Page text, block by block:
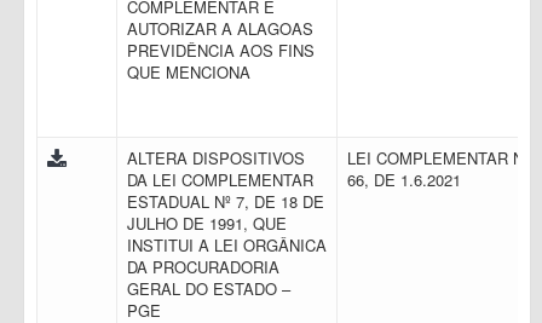
COMPLEMENTAR E
AUTORIZAR A ALAGOAS
PREVIDÊNCIA AOS FINS
QUE MENCIONA
ALTERA DISPOSITIVOS
DA LEI COMPLEMENTAR
ESTADUAL Nº 7, DE 18 DE
JULHO DE 1991, QUE
INSTITUI A LEI ORGÂNICA
DA PROCURADORIA
GERAL DO ESTADO –
PGE
LEI COMPLEMENTAR N.
66, DE 1.6.2021